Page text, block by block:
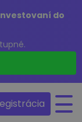
do